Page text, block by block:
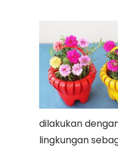
dilakukan
lingkungan